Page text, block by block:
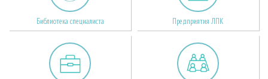
Библиотека специалиста Предприятия ЛПК